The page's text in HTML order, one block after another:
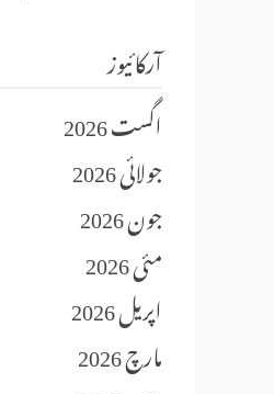
آرکائیوز
اگست 2026
جولائی 2026
جون 2026
مئی 2026
اپریل 2026
مارچ 2026